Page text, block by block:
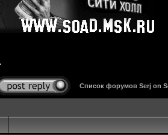
Список форумов Serj on